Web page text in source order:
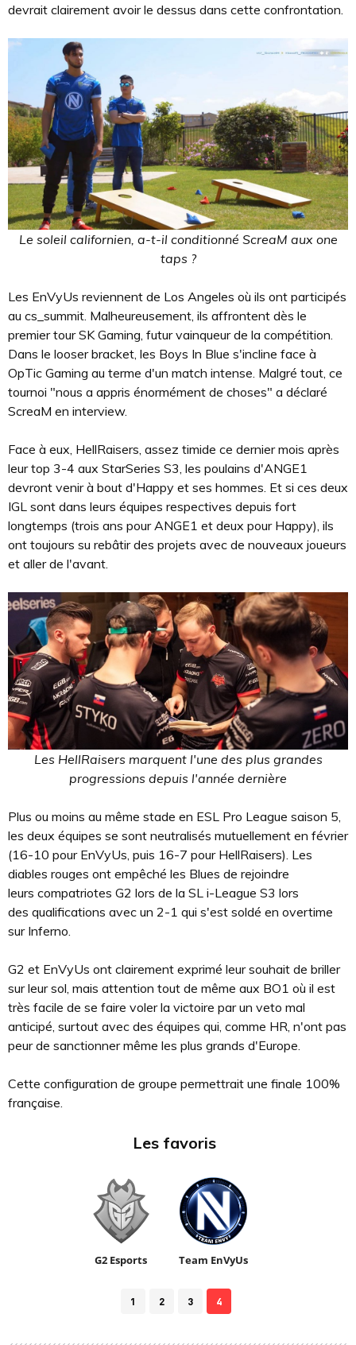
devrait clairement avoir le dessus dans cette confrontation.
Le soleil californien, a-t-il conditionné ScreaM aux one
taps ?
Les EnVyUs reviennent de Los Angeles où ils ont participés
au cs_summit. Malheureusement, ils affrontent dès le
premier tour SK Gaming, futur vainqueur de la compétition.
Dans le looser bracket, les Boys In Blue s'incline face à
OpTic Gaming au terme d'un match intense. Malgré tout, ce
tournoi "nous a appris énormément de choses" a déclaré
ScreaM en interview.
Face à eux, HellRaisers, assez timide ce dernier mois après
leur top 3-4 aux StarSeries S3, les poulains d'ANGE1
devront venir à bout d'Happy et ses hommes. Et si ces deux
IGL sont dans leurs équipes respectives depuis fort
longtemps (trois ans pour ANGE1 et deux pour Happy), ils
ont toujours su rebâtir des projets avec de nouveaux joueurs
et aller de l'avant.
Les HellRaisers marquent l'une des plus grandes
progressions depuis l'année dernière
Plus ou moins au même stade en ESL Pro League saison 5,
les deux équipes se sont neutralisés mutuellement en février
(16-10 pour EnVyUs, puis 16-7 pour HellRaisers). Les
diables rouges ont empêché les Blues de rejoindre
leurs compatriotes G2 lors de la SL i-League S3 lors
des qualifications avec un 2-1 qui s'est soldé en overtime
sur Inferno.
G2 et EnVyUs ont clairement exprimé leur souhait de briller
sur leur sol, mais attention tout de même aux BO1 où il est
très facile de se faire voler la victoire par un veto mal
anticipé, surtout avec des équipes qui, comme HR, n'ont pas
peur de sanctionner même les plus grands d'Europe.
Cette configuration de groupe permettrait une finale 100%
française.
Les favoris
G2 Esports Team EnVyUs
1 2 3 4